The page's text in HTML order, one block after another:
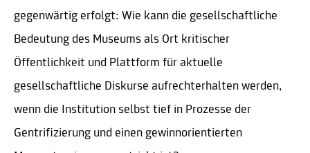
gegenwärtig erfolgt: Wie kann die gesellschaftliche
Bedeutung des Museums als Ort kritischer
Öffentlichkeit und Plattform für aktuelle
gesellschaftliche Diskurse aufrechterhalten werden,
wenn die Institution selbst tief in Prozesse der
Gentrifizierung und einen gewinnorientierten